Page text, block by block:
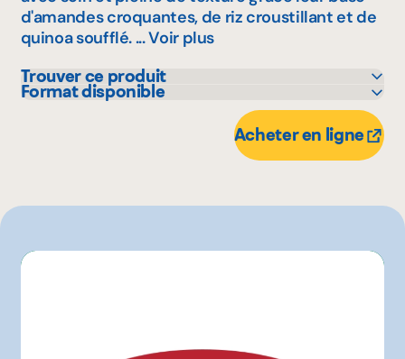
d'amandes croquantes, de riz croustillant et de
quinoa soufflé. ...Voir plus
Trouver ce produit
Avril - supermarché santé
Format disponible
Acheter en ligne